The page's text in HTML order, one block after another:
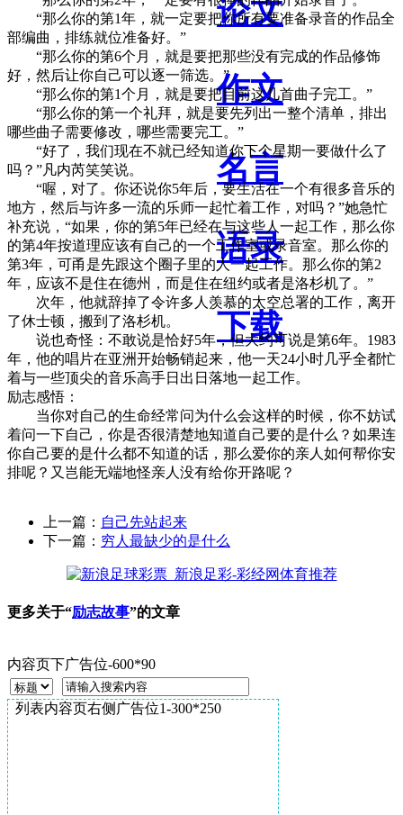
论文
作文
名言
语录
下载
“那么你的第1年，就一定要把你所有要准备录音的作品全
部编曲，排练就位准备好。”
“那么你的第6个月，就是要把那些没有完成的作品修饰
好，然后让你自己可以逐一筛选。”
“那么你的第1个月，就是要把目前这几首曲子完工。”
“那么你的第一个礼拜，就是要先列出一整个清单，排出
哪些曲子需要修改，哪些需要完工。”
“好了，我们现在不就已经知道你下个星期一要做什么了
吗？”凡内芮笑笑说。
“喔，对了。你还说你5年后，要生活在一个有很多音乐的
地方，然后与许多一流的乐师一起忙着工作，对吗？”她急忙
补充说，“如果，你的第5年已经在与这些人一起工作，那么你
的第4年按道理应该有自己的一个工作室或录音室。那么你的
第3年，可甬是先跟这个圈子里的人一起工作。那么你的第2
年，应该不是住在德州，而是住在纽约或者是洛杉机了。”
次年，他就辞掉了令许多人羡慕的太空总署的工作，离开
了休士顿，搬到了洛杉机。
说也奇怪：不敢说是恰好5年，但大约可说是第6年。1983
年，他的唱片在亚洲开始畅销起来，他一天24小时几乎全都忙
着与一些顶尖的音乐高手日出日落地一起工作。
励志感悟：
当你对自己的生命经常问为什么会这样的时候，你不妨试
着问一下自己，你是否很清楚地知道自己要的是什么？如果连
你自己要的是什么都不知道的话，那么爱你的亲人如何帮你安
排呢？又岂能无端地怪亲人没有给你开路呢？
上一篇： 自己先站起来
下一篇： 穷人最缺少的是什么
更多关于“励志故事”的文章
内容页下广告位-600*90
列表内容页右侧广告位1-300*250